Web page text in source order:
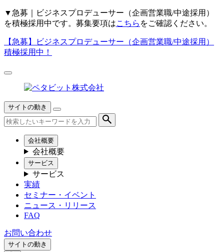
▼ 急募｜ビジネスプロデューサー（企画営業職/中途採用）
を積極採用中です。募集要項はこちら をご確認ください。
【急募】
ビジネスプロデューサー（企画営業職/中途採用）
積極採用中！
サイトの動き
会社概要
会社概要
サービス
サービス
実績
セミナー・イベント
ニュース・リリース
FAQ
お問い合わせ
サイトの動き